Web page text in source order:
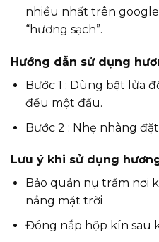
nhiều nhất trên
“hương sạch”.
Hướng dẫn sử dụng
Bước 1 : Dùng bật lửa
đều một đầu.
Bước 2 : Nhẹ nhàng
Lưu ý khi sử dụng
Bảo quản nụ trầm nơi
nắng mặt trời
Đóng nắp hộp kín sau